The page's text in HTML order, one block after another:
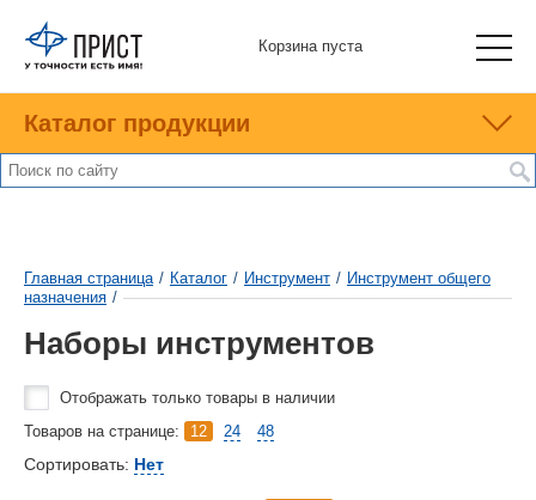
Корзина пуста
Каталог продукции
Главная страница / Каталог / Инструмент / Инструмент общего
назначения /
Наборы инструментов
Отображать только товары в наличии
Товаров на странице:
12 24 48
Сортировать: Нет